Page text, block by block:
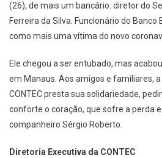
(26), de mais um bancário: diretor do
Ferreira da Silva. Funcionário do
como mais uma vítima do novo
Ele chegou a ser entubado, mas
em Manaus. Aos amigos e familiares,
CONTEC presta sua solidariedade,
conforte o coração, que sofre a perda
companheiro Sérgio Roberto.
Diretoria Executiva da CONTEC